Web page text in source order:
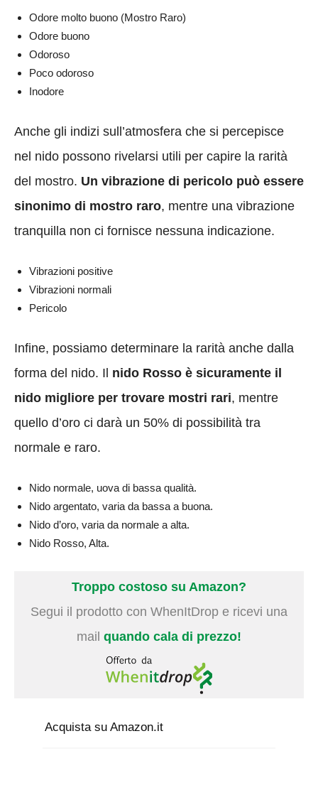
Odore molto buono (Mostro Raro)
Odore buono
Odoroso
Poco odoroso
Inodore
Anche gli indizi sull’atmosfera che si percepisce
nel nido possono rivelarsi utili per capire la rarità
del mostro. Un vibrazione di pericolo può essere
sinonimo di mostro raro, mentre una vibrazione
tranquilla non ci fornisce nessuna indicazione.
Vibrazioni positive
Vibrazioni normali
Pericolo
Infine, possiamo determinare la rarità anche dalla
forma del nido. Il nido Rosso è sicuramente il
nido migliore per trovare mostri rari, mentre
quello d’oro ci darà un 50% di possibilità tra
normale e raro.
Nido normale, uova di bassa qualità.
Nido argentato, varia da bassa a buona.
Nido d’oro, varia da normale a alta.
Nido Rosso, Alta.
Troppo costoso su Amazon?
Segui il prodotto con WhenItDrop e ricevi una
mail quando cala di prezzo!
Acquista su Amazon.it